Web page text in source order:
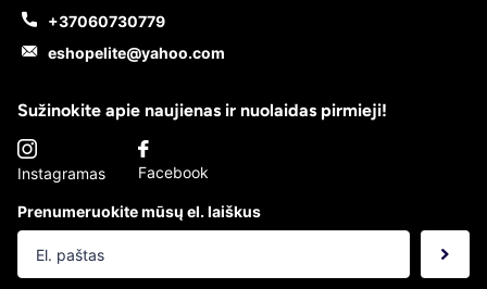
Sužinokite apie naujienas ir nuolaidas pirmieji!
Instagramas Facebook
Prenumeruokite mūsų el. laiškus
+37060730779
eshopelite@yahoo.com